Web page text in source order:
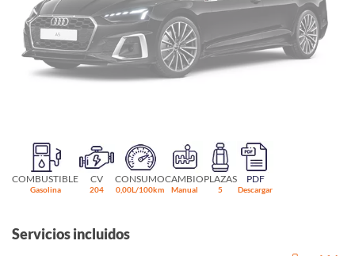
COMBUSTIBLE
Gasolina
CV
204
CONSUMO
0,00L/100km
CAMBIO
Manual
PLAZAS
5
PDF
Descargar
Servicios incluidos